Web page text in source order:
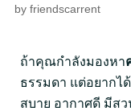
by friendscarrent
ถ้าคุณกำลังมองหา
ธรรมดา แต่อยากไ
สบาย อากาศดี มีส